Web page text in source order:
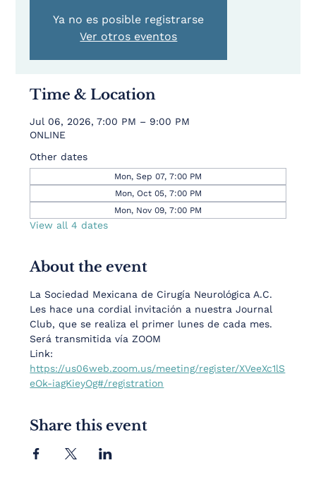
Ya no es posible registrarse
Ver otros eventos
Time & Location
Jul 06, 2026, 7:00 PM – 9:00 PM
ONLINE
Other dates
Mon, Sep 07, 7:00 PM
Mon, Oct 05, 7:00 PM
Mon, Nov 09, 7:00 PM
View all 4 dates
About the event
La Sociedad Mexicana de Cirugía Neurológica A.C.
Les hace una cordial invitación a nuestra Journal
Club, que se realiza el primer lunes de cada mes.
Será transmitida vía ZOOM
Link:
https://us06web.zoom.us/meeting/register/XVeeXc1lS
eOk-iagKieyOg#/registration
Share this event